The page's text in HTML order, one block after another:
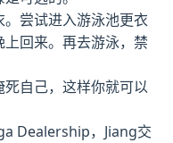
尝试进入游泳池更衣
回来。再去游泳，禁
自己，这样你就可以
Dealership，Jiang交